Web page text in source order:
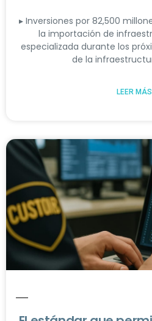
▸ Inversiones por 82,500
la importación de
especializada durante los
de la
LEER